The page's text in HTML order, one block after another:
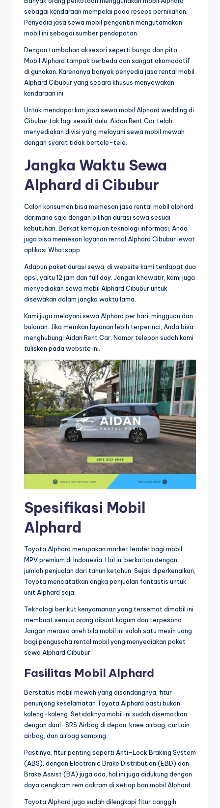
sebagai kendaraan mempelai pada reseps pernikahan.
Penyedia jasa sewa mobil pengantin mengutamakan
mobil ini sebagai sumber pendapatan.
Dengan tambahan aksesori seperti bunga dan pita,
Mobil Alphard tampak berbeda dan sangat akomodatif
di gunakan. Karenanya banyak penyedia jasa rental mobil
Alphard Cibubur yang secara khusus menyewakan
kendaraan ini.
Untuk mendapatkan jasa sewa mobil Alphard wedding di
Cibubur tak lagi sesulit dulu. Aidan Rent Car telah
menyediakan divisi yang melayani sewa mobil mewah
dengan syarat tidak bertele-tele.
Jangka Waktu Sewa
Alphard di Cibubur
Calon konsumen bisa memesan jasa rental mobil alphard
darimana saja dengan pilihan durasi sewa sesuai
kebutuhan. Berkat kemajuan teknologi informasi, Anda
juga bisa memesan layanan rental Alphard Cibubur lewat
aplikasi Whatsapp.
Adapun paket durasi sewa, di website kami terdapat dua
opsi, yaitu 12 jam dan full day. Jangan khawatir, kami juga
menyediakan sewa mobil Alphard Cibubur untuk
disewakan dalam jangka waktu lama.
Kami juga melayani sewa Alphard per hari, mingguan dan
bulanan. Jika memkan layanan lebih terperinci, Anda bisa
menghubungi Aidan Rent Car. Nomor telepon sudah kami
tuliskan pada website ini.
Spesifikasi Mobil
Alphard
Toyota Alphard merupakan market leader bagi mobil
MPV premium di Indonesia. Hal ini berkaitan dengan
jumlah penjualan dari tahun ketahun. Sejak diperkenalkan,
Toyota mencatatkan angka penjualan fantastis untuk
unit Alphard saja.
Teknologi berikut kenyamanan yang tersemat dimobil ini
membuat semua orang dibuat kagum dan terpesona.
Jangan merasa aneh bila mobil ini salah satu mesin uang
bagi pengusaha rental mobil yang menyediakan paket
sewa Alphard Cibubur.
Fasilitas Mobil Alphard
Berstatus mobil mewah yang disandangnya, fitur
penunjang keselamatan Toyota Alphard pasti bukan
kaleng-kaleng. Setidaknya mobil ini sudah disematkan
dengan dual-SRS Airbag di depan, knee airbag, curtain
airbag, dan airbag samping.
Pastinya, fitur penting seperti Anti-Lock Braking System
(ABS), dengan Electronic Brake Distribution (EBD) dan
Brake Assist (BA) juga ada, hal ini juga didukung dengan
daya cengkram rem cakram di setiap ban mobil Alphard.
Toyota Alphard juga sudah dilengkapi fitur canggih